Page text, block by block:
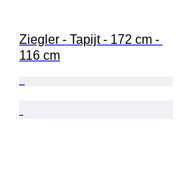
Ziegler - Tapijt - 172 cm -
116 cm